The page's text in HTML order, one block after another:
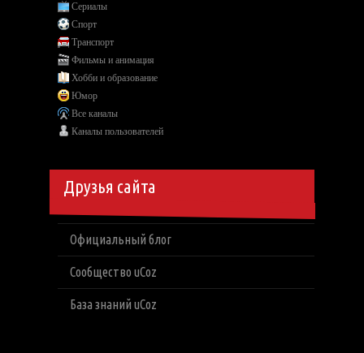
Сериалы
Спорт
Транспорт
Фильмы и анимация
Хобби и образование
Юмор
Все каналы
Каналы пользователей
Друзья сайта
Официальный блог
Сообщество uCoz
База знаний uCoz